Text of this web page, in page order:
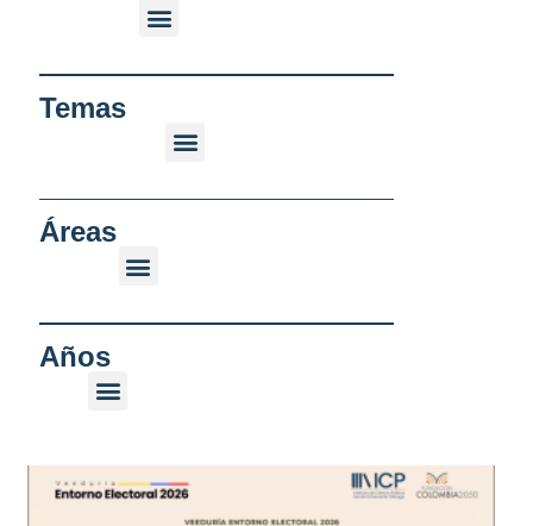
Temas
Áreas
Años